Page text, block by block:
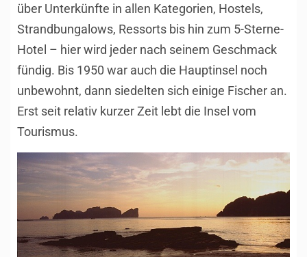
über Unterkünfte in allen Kategorien, Hostels,
Strandbungalows, Ressorts bis hin zum 5-Sterne-
Hotel – hier wird jeder nach seinem Geschmack
fündig. Bis 1950 war auch die Hauptinsel noch
unbewohnt, dann siedelten sich einige Fischer an.
Erst seit relativ kurzer Zeit lebt die Insel vom
Tourismus.